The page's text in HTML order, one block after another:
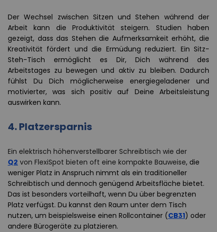
Der Wechsel zwischen Sitzen und Stehen während der
Arbeit kann die Produktivität steigern. Studien haben
gezeigt, dass das Stehen die Aufmerksamkeit erhöht, die
Kreativität fördert und die Ermüdung reduziert. Ein Sitz-
Steh-Tisch ermöglicht es Dir, Dich während des
Arbeitstages zu bewegen und aktiv zu bleiben. Dadurch
fühlst Du Dich möglicherweise energiegeladener und
motivierter, was sich positiv auf Deine Arbeitsleistung
auswirken kann.
4.Platzersparnis
Ein elektrisch höhenverstellbarer Schreibtisch wie der
Q2 von FlexiSpot bieten oft eine kompakte Bauweise, die
weniger Platz in Anspruch nimmt als ein traditioneller
Schreibtisch und dennoch genügend Arbeitsfläche bietet.
Das ist besonders vorteilhaft, wenn Du über begrenzten
Platz verfügst. Du kannst den Raum unter dem Tisch
nutzen, um beispielsweise einen Rollcontainer (CB31) oder
andere Bürogeräte zu platzieren.